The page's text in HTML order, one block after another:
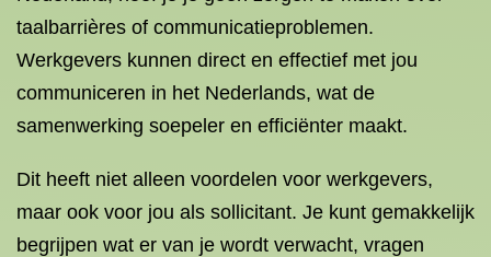
taalbarrières of communicatieproblemen.
Werkgevers kunnen direct en effectief met jou
communiceren in het Nederlands, wat de
samenwerking soepeler en efficiënter maakt.
Dit heeft niet alleen voordelen voor werkgevers,
maar ook voor jou als sollicitant. Je kunt gemakkelijk
begrijpen wat er van je wordt verwacht, vragen